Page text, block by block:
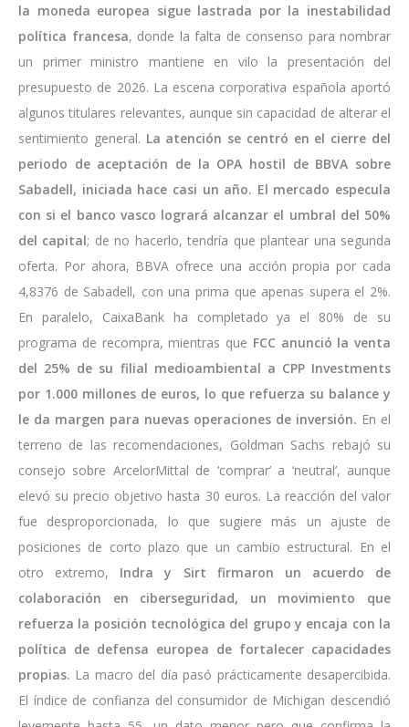
la moneda europea sigue lastrada por la inestabilidad
política francesa, donde la falta de consenso para nombrar
un primer ministro mantiene en vilo la presentación del
presupuesto de 2026. La escena corporativa española aportó
algunos titulares relevantes, aunque sin capacidad de alterar el
sentimiento general. La atención se centró en el cierre del
periodo de aceptación de la OPA hostil de BBVA sobre
Sabadell, iniciada hace casi un año. El mercado especula
con si el banco vasco logrará alcanzar el umbral del 50%
del capital; de no hacerlo, tendría que plantear una segunda
oferta. Por ahora, BBVA ofrece una acción propia por cada
4,8376 de Sabadell, con una prima que apenas supera el 2%.
En paralelo, CaixaBank ha completado ya el 80% de su
programa de recompra, mientras que FCC anunció la venta
del 25% de su filial medioambiental a CPP Investments
por 1.000 millones de euros, lo que refuerza su balance y
le da margen para nuevas operaciones de inversión. En el
terreno de las recomendaciones, Goldman Sachs rebajó su
consejo sobre ArcelorMittal de ‘comprar’ a ‘neutral’, aunque
elevó su precio objetivo hasta 30 euros. La reacción del valor
fue desproporcionada, lo que sugiere más un ajuste de
posiciones de corto plazo que un cambio estructural. En el
otro extremo,
Indra y Sirt firmaron un acuerdo de
colaboración en ciberseguridad, un movimiento que
refuerza la posición tecnológica del grupo y encaja con la
política de defensa europea de fortalecer capacidades
propias. La macro del día pasó prácticamente desapercibida.
El índice de confianza del consumidor de Michigan descendió